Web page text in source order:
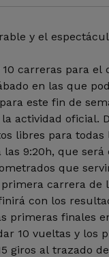
y el
carreras para el
en las que
este fin de
actividad oficial.
libres para todas
9:20h, que será
que
carrera de
con los
primeras finales
10 vueltas y los
giros al trazado